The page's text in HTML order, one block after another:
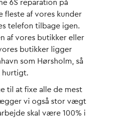
6S reparation på
fleste af vores kunder
telefon tilbage igen.
af vores butikker eller
butikker ligger
som Hørsholm, så
hurtigt.
til at fixe alle de mest
vi også stor vægt
skal være 100% i